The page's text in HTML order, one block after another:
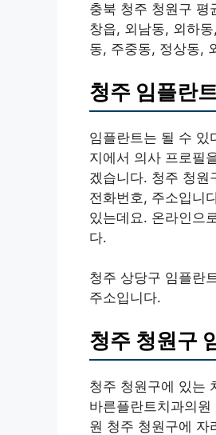
충북 청주 청원구 평
창읍, 외남동, 외하
동, 주중동, 정상동,
청주 임플란
임플란트는 될 수 있
지에서 의사 프로필
겠습니다. 청주 청원
전화번호, 주소입니
있는데요. 온라인으
다.
청주 상당구 임플란
주소입니다.
청주 청원구
청주 청원구에 있는
바른플란트치과의
원 청주 청원구에 자